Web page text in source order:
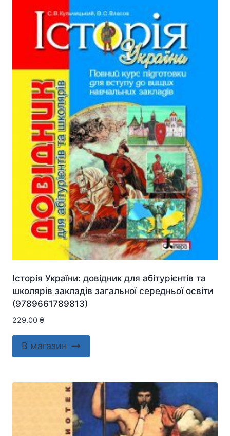
Історія України: довідник для абітурієнтів та
школярів закладів загальної середньої освіти
(9789661789813)
229.00 ₴
В магазин